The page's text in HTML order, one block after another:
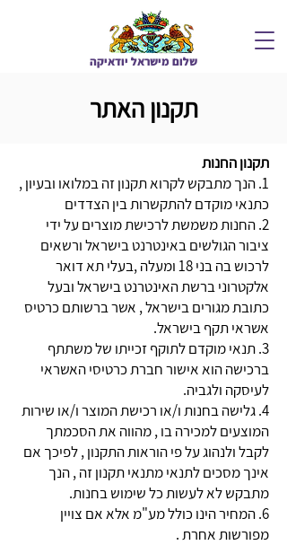
שלום מישראל יודאיקה
תקנון האתר
תקנון החנות
1. הנך מתבקש לקרוא תקנון זה במלואו ובעיון ,
כתנאי מוקדם להתקשרות בין הצדדים
2. החנות משמשת לרכישת מוצרים על ידי
ציבור הגולשים באינטרנט בישראל ורשאים
לרכוש בה בני 18 ומעלה ,בעלי תא דואר
אלקטרוני ברשת האינטרנט בישראל ובעל
כתובת מגורים בישראל , אשר ברשותם כרטיס
אשראי תקף בישראל.
3. תנאי מוקדם לתוקף זכייתו של משתתף
ברכישה הוא אישור חברת כרטיסי האשראי
לעיסקה ולגביה.
4. גלישה בחנות ו/או רכישת המוצר ו/או שירות
המוצעים למכירה בו , מהווה את הסכמתך
לקבל ולנהוג על פי הוראות התקנון , לפיכך אם
אינך מסכים לתנאי מתנאי תקנון זה , הנך
מתבקש לא לעשות כל שימוש בחנות.
6. המחיר הינו כולל מע"מ אלא אם צויין
מפורשות אחרת .